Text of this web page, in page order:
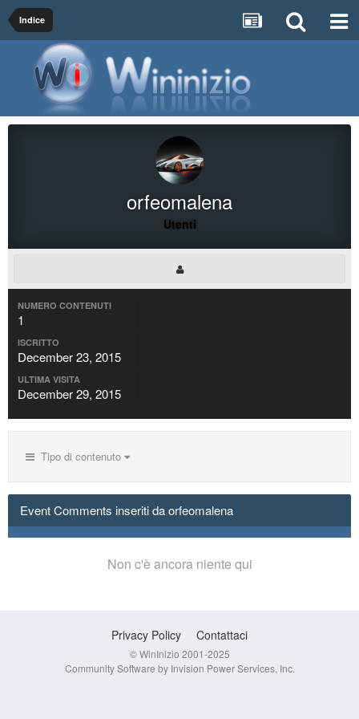
Indice
orfeomalena
Utenti
NUMERO CONTENUTI
1
ISCRITTO
December 23, 2015
ULTIMA VISITA
December 29, 2015
Tipo di contenuto
Event Comments inseriti da orfeomalena
Non c'è ancora niente qui
Privacy Policy Contattaci
© WinInizio 2001-2025
Community Software by Invision Power Services, Inc.